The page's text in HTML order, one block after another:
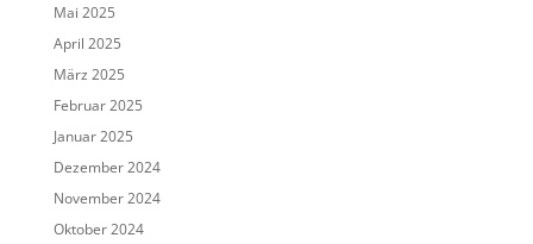
Mai 2025
April 2025
März 2025
Februar 2025
Januar 2025
Dezember 2024
November 2024
Oktober 2024